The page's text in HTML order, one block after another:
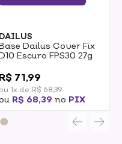
DAILUS
Dailus Cover Fix
Escuro FPS30 27g
R$ 71,99
ou 1x de R$ 68,39
R$ 68,39 no PIX